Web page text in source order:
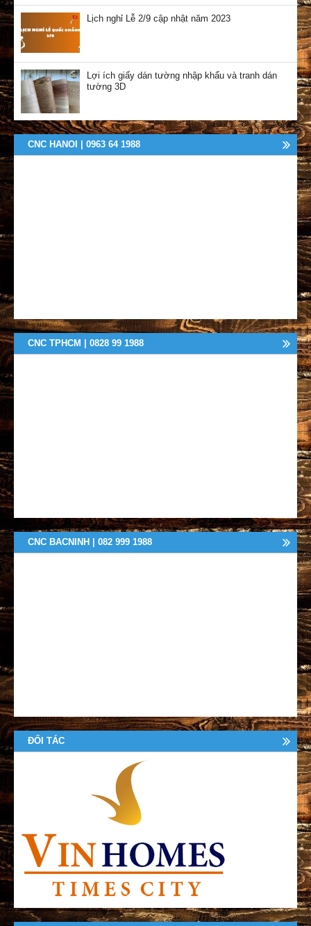
Lịch nghỉ Lễ 2/9 cập nhật năm 2023
Lợi ích giấy dán tường nhập khẩu và tranh dán
tường 3D
CNC HANOI | 0963 64 1988
CNC TPHCM | 0828 99 1988
CNC BACNINH | 082 999 1988
ĐỐI TÁC